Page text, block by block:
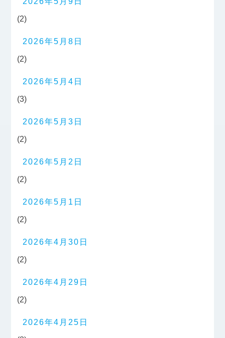
(2)
2026年5月8日
(2)
2026年5月4日
(3)
2026年5月3日
(2)
2026年5月2日
(2)
2026年5月1日
(2)
2026年4月30日
(2)
2026年4月29日
(2)
2026年4月25日